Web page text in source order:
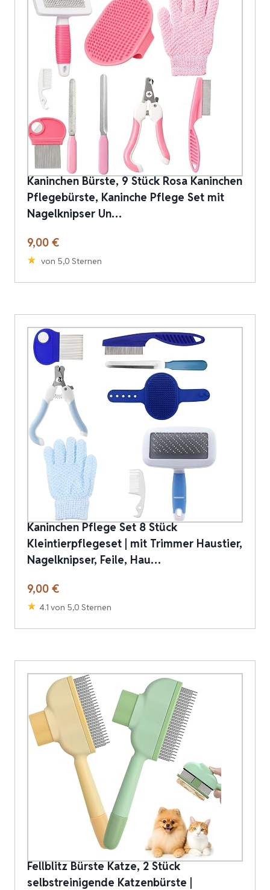
Kaninchen Bürste, 9 Stück Rosa Kaninchen
Pflegebürste, Kaninche Pflege Set mit
Nagelknipser Un…
9,00 €
von 5,0 Sternen
Kaninchen Pflege Set 8 Stück
Kleintierpflegeset | mit Trimmer Haustier,
Nagelknipser, Feile, Hau…
9,00 €
4.1 von 5,0 Sternen
Fellblitz Bürste Katze, 2 Stück
selbstreinigende Katzenbürste |